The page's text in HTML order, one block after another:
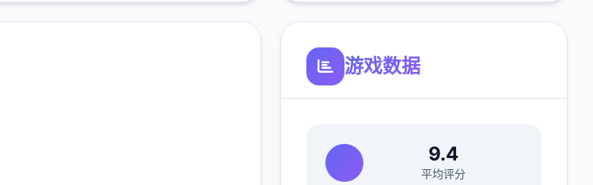
游戏数据
9.4
平均评分